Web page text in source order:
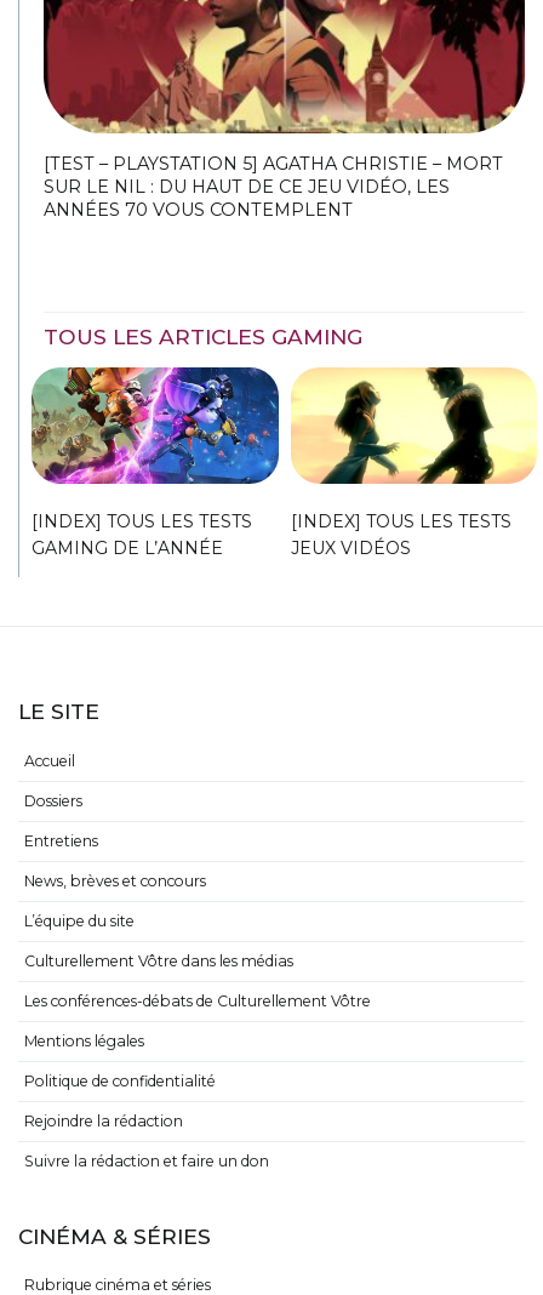
[TEST – PLAYSTATION 5] AGATHA CHRISTIE – MORT
SUR LE NIL : DU HAUT DE CE JEU VIDÉO, LES
ANNÉES 70 VOUS CONTEMPLENT
TOUS LES ARTICLES GAMING
[INDEX] TOUS LES TESTS
GAMING DE L’ANNÉE
[INDEX] TOUS LES TESTS
JEUX VIDÉOS
LE SITE
Accueil
Dossiers
Entretiens
News, brèves et concours
L’équipe du site
Culturellement Vôtre dans les médias
Les conférences-débats de Culturellement Vôtre
Mentions légales
Politique de confidentialité
Rejoindre la rédaction
Suivre la rédaction et faire un don
CINÉMA & SÉRIES
Rubrique cinéma et séries